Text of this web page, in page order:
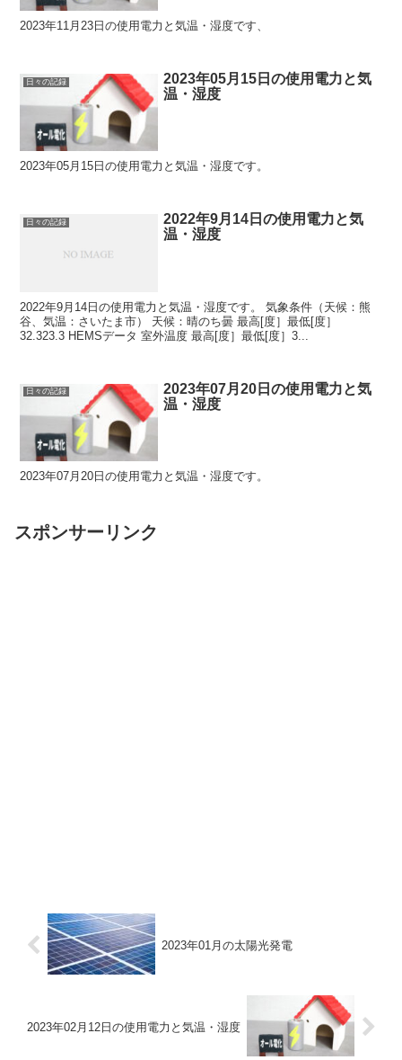
2023年11月23日の使用電力と気温・湿度です、
日々の記録
2023年05月15日の使用電力と気
温・湿度
2023年05月15日の使用電力と気温・湿度です。
日々の記録
2022年9月14日の使用電力と気
温・湿度
2022年9月14日の使用電力と気温・湿度です。 気象条件（天候：熊
谷、気温：さいたま市） 天候：晴のち曇 最高[度］最低[度］
32.323.3 HEMSデータ 室外温度 最高[度］最低[度］3...
日々の記録
2023年07月20日の使用電力と気
温・湿度
2023年07月20日の使用電力と気温・湿度です。
スポンサーリンク
2023年01月の太陽光発電
2023年02月12日の使用電力と気温・湿度